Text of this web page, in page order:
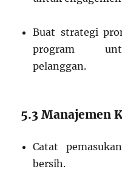
Buat strategi
program
pelanggan.
5.3 Manajemen
Catat
bersih.